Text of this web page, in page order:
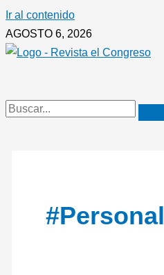
Ir al contenido
AGOSTO 6, 2026
#personal